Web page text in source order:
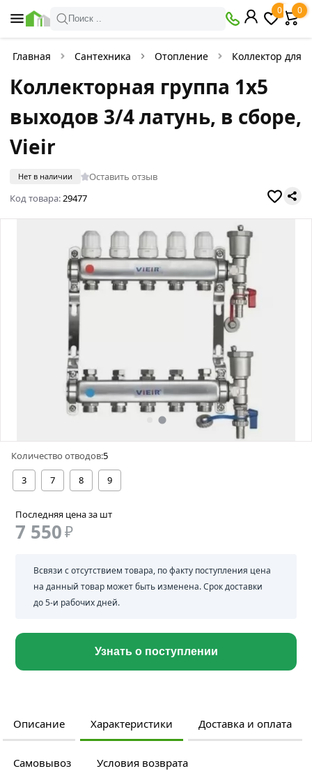
Поиск ..
0 0
Главная Сантехника Отопление Коллектор для
Коллекторная группа 1х5
выходов 3/4 латунь, в сборе,
Vieir
Нет в наличии
Оставить отзыв
Код товара:29477
Количество отводов:5
3
7 8 9
Последняя цена за шт
7 550₽
Всвязи с отсутствием товара, по факту поступления цена
на данный товар может быть изменена. Срок доставки
до 5-и рабочих дней.
Узнать о поступлении
Описание Характеристики Доставка и оплата
Самовывоз Условия возврата